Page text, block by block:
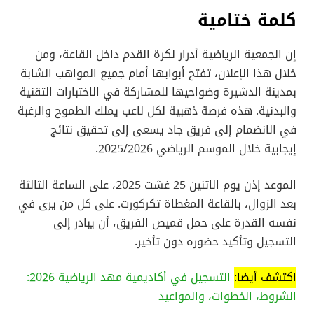
كلمة ختامية
إن الجمعية الرياضية أدرار لكرة القدم داخل القاعة، ومن
خلال هذا الإعلان، تفتح أبوابها أمام جميع المواهب الشابة
بمدينة الدشيرة وضواحيها للمشاركة في الاختبارات التقنية
والبدنية. هذه فرصة ذهبية لكل لاعب يملك الطموح والرغبة
في الانضمام إلى فريق جاد يسعى إلى تحقيق نتائج
إيجابية خلال الموسم الرياضي 2025/2026.
الموعد إذن يوم الاثنين 25 غشت 2025، على الساعة الثالثة
بعد الزوال، بالقاعة المغطاة تكركورت. على كل من يرى في
نفسه القدرة على حمل قميص الفريق، أن يبادر إلى
التسجيل وتأكيد حضوره دون تأخير.
اكتشف أيضا:
التسجيل في أكاديمية مهد الرياضية 2026:
الشروط، الخطوات، والمواعيد